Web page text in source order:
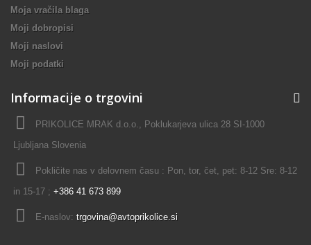
Moja vračila blaga
Moji dobropisi
Moji naslovi
Moji podatki
Informacije o trgovini
PRIKOLICE MRAK d.o.o., Poklukarjeva ulica 28 SI-1000
Ljubljana Slovenia
Pokličite nas v delovnem času : Pon, tor, čet, pet: 8-12 Sre: 8-12
in 15-17 ; +386 41 673 899
E-naslov: trgovina@avtoprikolice.si